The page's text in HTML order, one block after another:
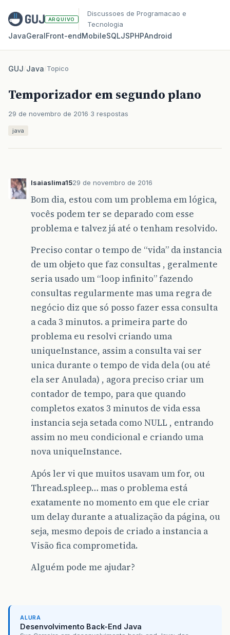
ARQUIVO
Discussoes de Programacao e
Tecnologia
JavaGeralFront‑endMobileSQLJSPHPAndroid
GUJ/Java/Topico
Temporizador em segundo plano
29 de novembro de 2016 3 respostas
java
Isaiaslima1529 de novembro de 2016
Bom dia, estou com um problema em lógica,
vocês podem ter se deparado com esse
problema e talvez já até o tenham resolvido.
Preciso contar o tempo de “vida” da instancia
de um objeto que faz consultas , geralmente
seria usado um “loop infinito” fazendo
consultas regularmente mas uma regra de
negócio diz que só posso fazer essa consulta
a cada 3 minutos. a primeira parte do
problema eu resolvi criando uma
uniqueInstance, assim a consulta vai ser
unica durante o tempo de vida dela (ou até
ela ser Anulada) , agora preciso criar um
contador de tempo, para que quando
completos exatos 3 minutos de vida essa
instancia seja setada como NULL , entrando
assim no meu condicional e criando uma
nova uniqueInstance.
Após ler vi que muitos usavam um for, ou
Thread.spleep… mas o problema está
exatamente no momento em que ele criar
um delay durante a atualização da página, ou
seja, mesmo depois de criado a instancia a
Visão fica comprometida.
Alguém pode me ajudar?
ALURA
Desenvolvimento Back-End Java